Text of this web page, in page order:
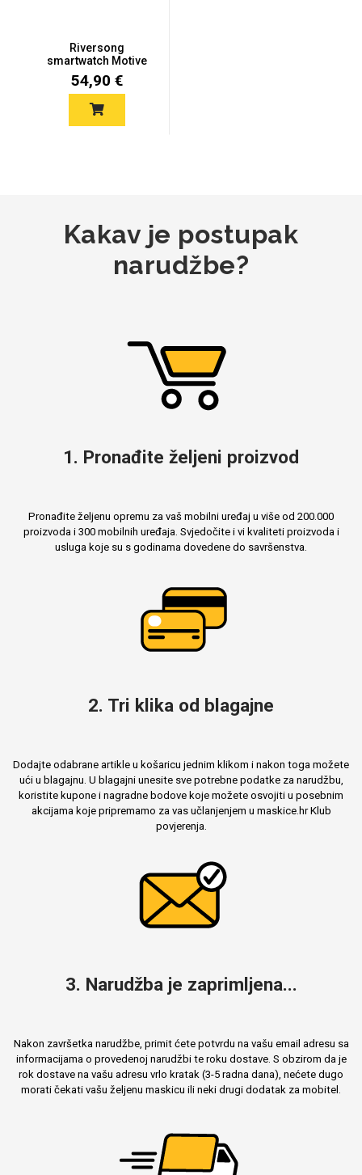
Riversong
smartwatch Motive
6C Pro SW64 - Sivi
54,90 €
Kakav je postupak
narudžbe?
1. Pronađite željeni proizvod
Pronađite željenu opremu za vaš mobilni uređaj u više od 200.000
proizvoda i 300 mobilnih uređaja. Svjedočite i vi kvaliteti proizvoda i
usluga koje su s godinama dovedene do savršenstva.
2. Tri klika od blagajne
Dodajte odabrane artikle u košaricu jednim klikom i nakon toga možete
ući u blagajnu. U blagajni unesite sve potrebne podatke za narudžbu,
koristite kupone i nagradne bodove koje možete osvojiti u posebnim
akcijama koje pripremamo za vas učlanjenjem u maskice.hr Klub
povjerenja.
3. Narudžba je zaprimljena...
Nakon završetka narudžbe, primit ćete potvrdu na vašu email adresu sa
informacijama o provedenoj narudžbi te roku dostave. S obzirom da je
rok dostave na vašu adresu vrlo kratak (3-5 radna dana), nećete dugo
morati čekati vašu željenu maskicu ili neki drugi dodatak za mobitel.